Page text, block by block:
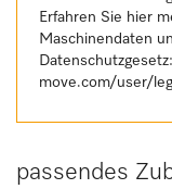
Erfahren Sie hier
Maschinendaten
Datenschutzgesetz:
move.com/user/
passendes